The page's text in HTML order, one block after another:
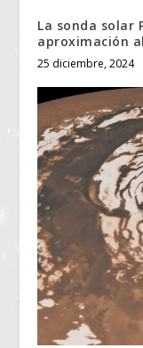
La sonda solar
aproximación
25 diciembre, 2024